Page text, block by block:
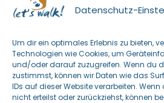
Datenschutz-
Um dir ein optimales Erlebnis zu bieten,
Technologien wie Cookies, um
und/oder darauf zuzugreifen. Wenn du
zustimmst, können wir Daten wie das
IDs auf dieser Website verarbeiten.
nicht erteilst oder zurückziehst, können
LICHTENBERG
WITTENAU, FROHNAU,